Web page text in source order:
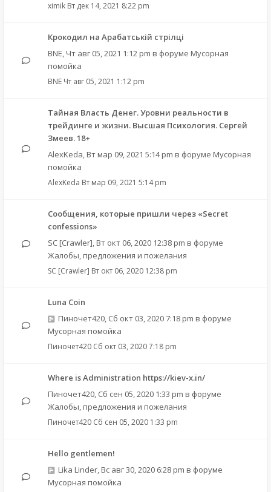
ximik Вт дек 14, 2021 8:22 pm
Крокодил на Арабатській стрілці
BNE, Чт авг 05, 2021 1:12 pm в форуме Мусорная
помойка
BNE Чт авг 05, 2021 1:12 pm
Тайная Власть Денег. Уровни реальности в
трейдинге и жизни. Высшая Психология. Сергей
Змеев. 18+
AlexKeda, Вт мар 09, 2021 5:14 pm в форуме Мусорная
помойка
AlexKeda Вт мар 09, 2021 5:14 pm
Сообщения, которые пришли через «Secret
confessions»
SC [Crawler], Вт окт 06, 2020 12:38 pm в форуме
Жалобы, предложения и пожелания
SC [Crawler] Вт окт 06, 2020 12:38 pm
Luna Coin
Пиночет420, Сб окт 03, 2020 7:18 pm в форуме
Мусорная помойка
Пиночет420 Сб окт 03, 2020 7:18 pm
Where is Administration https://kiev-x.in/
Пиночет420, Сб сен 05, 2020 1:33 pm в форуме
Жалобы, предложения и пожелания
Пиночет420 Сб сен 05, 2020 1:33 pm
Hello gentlemen!
Lika Linder, Вс авг 30, 2020 6:28 pm в форуме
Мусорная помойка